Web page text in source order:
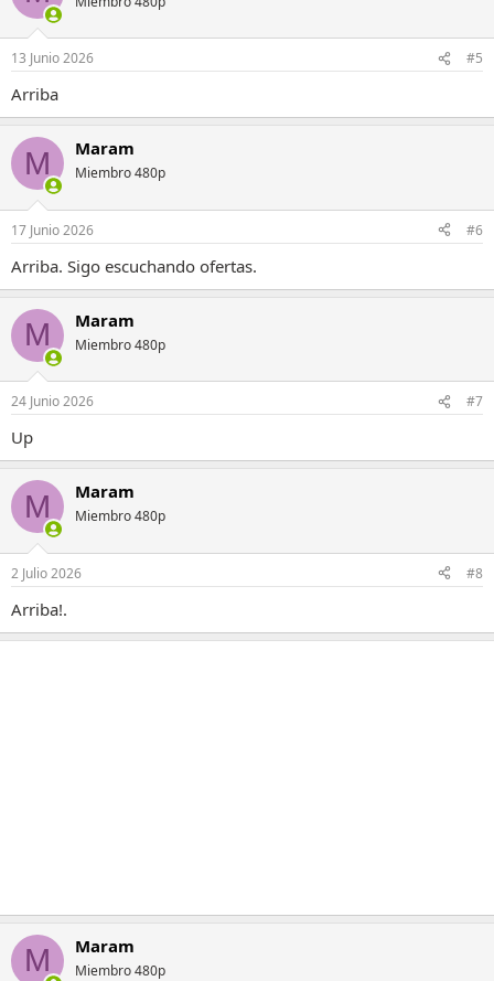
13 Junio 2026 #5
Arriba
M Maram
Miembro 480p
17 Junio 2026 #6
Arriba. Sigo escuchando ofertas.
M Maram
Miembro 480p
24 Junio 2026 #7
Up
M Maram
Miembro 480p
2 Julio 2026 #8
Arriba!.
M Maram
Miembro 480p